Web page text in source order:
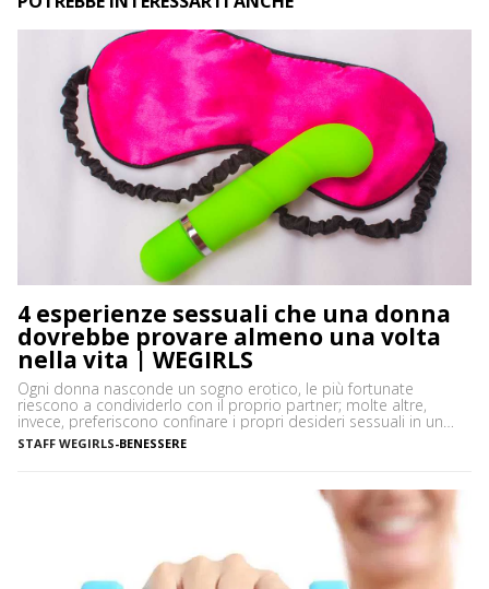
4 esperienze sessuali che una donna
dovrebbe provare almeno una volta
nella vita | WEGIRLS
Ogni donna nasconde un sogno erotico, le più fortunate
riescono a condividerlo con il proprio partner; molte altre,
invece, preferiscono confinare i propri desideri sessuali in un
angolino della mente, talvolta per imbarazzo o per il timore di
essere giudicate negativamente. La verità è che avere fantasie è
STAFF WEGIRLS-BENESSERE